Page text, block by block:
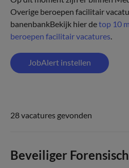
Overige beroepen facilitair
banenbankBekijk hier detop 10
beroepen facilitair vacatures.
JobAlert instellen
28 vacatures gevonden
Beveiliger